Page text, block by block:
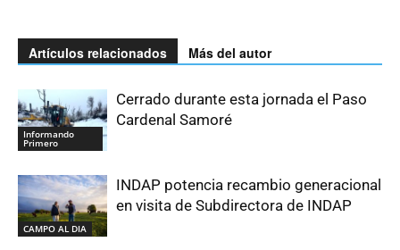
Artículos relacionados Más del autor
Informando
Primero
Cerrado durante esta jornada el Paso
Cardenal Samoré
CAMPO AL DIA
INDAP potencia recambio generacional
en visita de Subdirectora de INDAP